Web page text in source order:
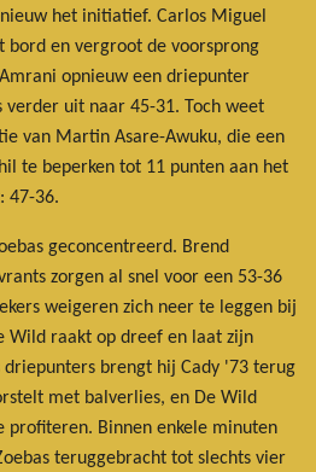
het initiatief. Carlos Miguel
bord en vergroot de voorsprong
opnieuw een driepunter
verder uit naar 45-31. Toch weet
van Martin Asare-Awuku, die een
te beperken tot 11 punten aan het
47-36.
geconcentreerd. Brend
zorgen al snel voor een 53-36
weigeren zich neer te leggen bij
Wild raakt op dreef en laat zijn
driepunters brengt hij Cady '73 terug
met balverlies, en De Wild
profiteren. Binnen enkele minuten
teruggebracht tot slechts vier